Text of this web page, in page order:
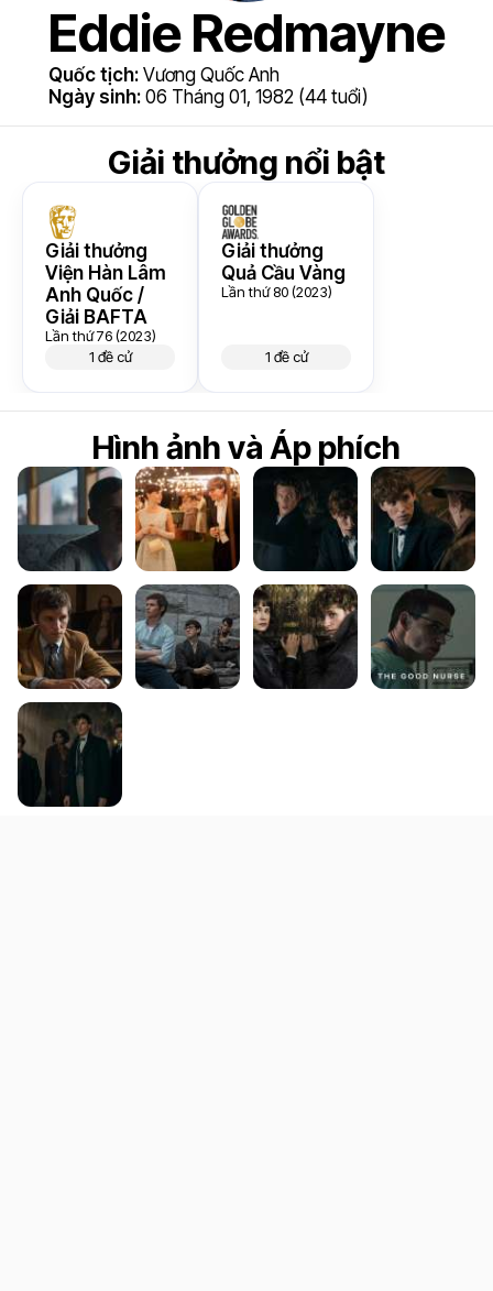
Eddie Redmayne
Quốc tịch: Vương Quốc Anh
Ngày sinh: 06 Tháng 01, 1982 (44 tuổi)
Giải thưởng nổi bật
Giải thưởng
Viện Hàn Lâm
Anh Quốc /
Giải BAFTA
Lần thứ 76 (2023)
1 đề cử
Giải thưởng
Quả Cầu Vàng
Lần thứ 80 (2023)
1 đề cử
Hình ảnh và Áp phích